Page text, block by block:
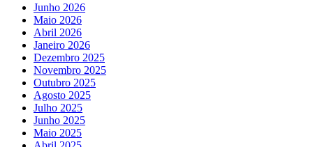
Junho 2026
Maio 2026
Abril 2026
Janeiro 2026
Dezembro 2025
Novembro 2025
Outubro 2025
Agosto 2025
Julho 2025
Junho 2025
Maio 2025